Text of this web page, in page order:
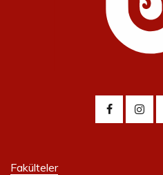
Fakülteler